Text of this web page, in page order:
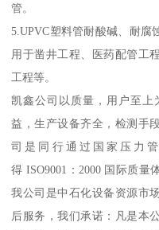
管。
5.UPVC塑料管耐酸碱、耐腐
用于凿井工程、医药配管工
工程等。
凯鑫公司以质量，用户至
益，生产设备齐全，检测手
司是同行通过国家压力
得 ISO9001：2000 国际质量
我公司是中石化设备资源市
后服务，我们承诺：凡是本